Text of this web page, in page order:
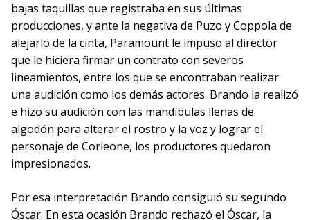
bajas taquillas que registraba en sus últimas
producciones, y ante la negativa de Puzo y Coppola de
alejarlo de la cinta, Paramount le impuso al director
que le hiciera firmar un contrato con severos
lineamientos, entre los que se encontraban realizar
una audición como los demás actores. Brando la realizó
e hizo su audición con las mandíbulas llenas de
algodón para alterar el rostro y la voz y lograr el
personaje de Corleone, los productores quedaron
impresionados.
Por esa interpretación Brando consiguió su segundo
Óscar. En esta ocasión Brando rechazó el Óscar, la